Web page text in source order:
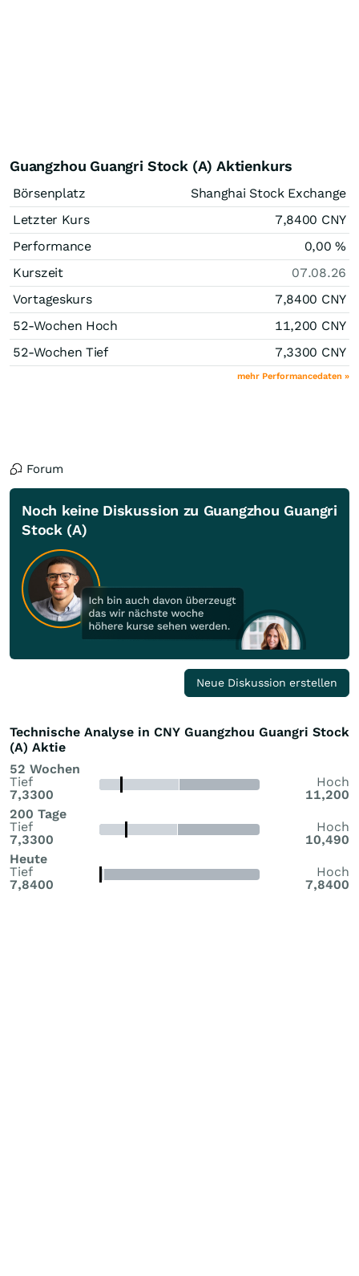
Guangzhou Guangri Stock (A) Aktienkurs
Börsenplatz
Shanghai Stock Exchange
Letzter Kurs
7,8400 CNY
Performance
0,00%
Kurszeit
07.08.26
Vortageskurs
7,8400 CNY
52-Wochen Hoch
11,200 CNY
52-Wochen Tief
7,3300 CNY
mehr Performancedaten »
Forum
Noch keine Diskussion zu Guangzhou Guangri
Stock (A)
Neue Diskussion erstellen
Technische Analyse in CNY Guangzhou Guangri Stock
(A) Aktie
52 Wochen
Tief
7,3300
Hoch
11,200
200 Tage
Tief
7,3300
Hoch
10,490
Heute
Tief
7,8400
Hoch
7,8400